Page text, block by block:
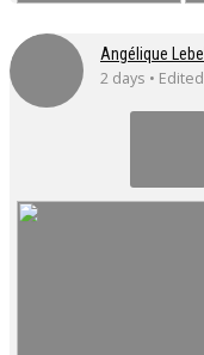
Angélique Lebel
2 days • Edited